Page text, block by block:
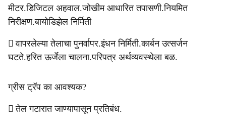
मीटर.डिजिटल अहवाल.जोखीम आधारित तपासणी.नियमित
निरीक्षण.बायोडिझेल निर्मिती
 वापरलेल्या तेलाचा पुनर्वापर.इंधन निर्मिती.कार्बन उत्सर्जन
घटते.हरित ऊर्जेला चालना.परिपत्र अर्थव्यवस्थेला बळ.
ग्रीस ट्रॅप का आवश्यक?
 तेल गटारात जाण्यापासून प्रतिबंध.